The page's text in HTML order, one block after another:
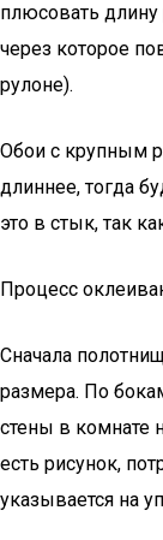
плюсовать длину
через которое
рулоне).
Обои с крупным
длиннее, тогда
это в стык, так
Процесс
Сначала
размера. По
стены в комнате
есть рисунок,
указывается на